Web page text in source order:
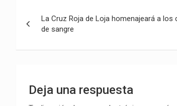
de
entradas
La Cruz Roja de Loja homenajeará a los
de sangre
Deja una respuesta